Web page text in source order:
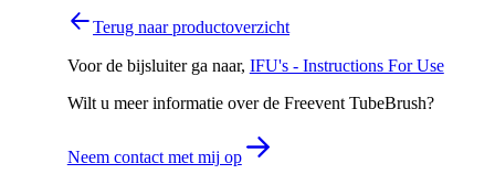
Terug naar productoverzicht
Voor de bijsluiter ga naar, IFU's - Instructions For Use
Wilt u meer informatie over de Freevent TubeBrush?
Neem contact met mij op